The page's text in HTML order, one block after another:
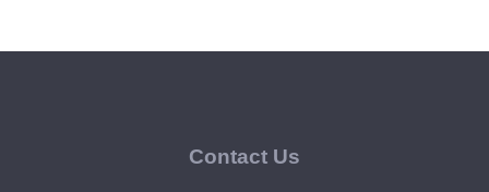
Contact Us